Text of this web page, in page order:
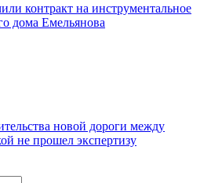
контракт на инструментальное
дома Емельянова
новой дороги между
не прошел экспертизу